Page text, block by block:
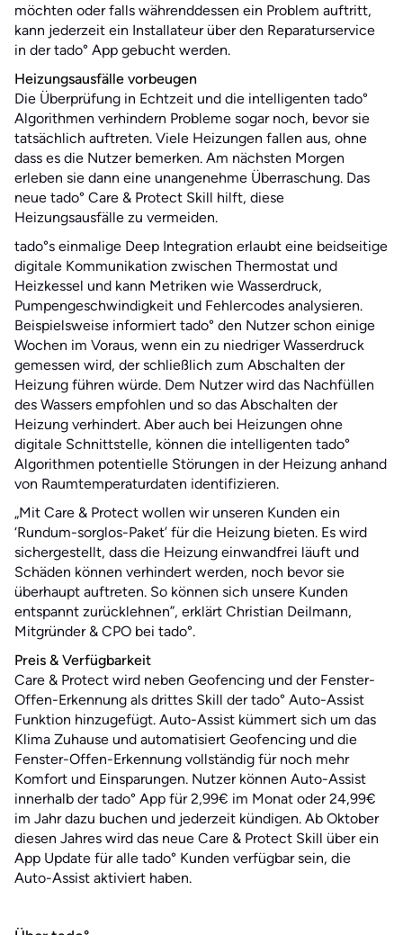
möchten oder falls währenddessen ein Problem auftritt,
kann jederzeit ein Installateur über den Reparaturservice
in der tado° App gebucht werden.
Heizungsausfälle vorbeugen
Die Überprüfung in Echtzeit und die intelligenten tado°
Algorithmen verhindern Probleme sogar noch, bevor sie
tatsächlich auftreten. Viele Heizungen fallen aus, ohne
dass es die Nutzer bemerken. Am nächsten Morgen
erleben sie dann eine unangenehme Überraschung. Das
neue tado° Care & Protect Skill hilft, diese
Heizungsausfälle zu vermeiden.
tado°s einmalige Deep Integration erlaubt eine beidseitige
digitale Kommunikation zwischen Thermostat und
Heizkessel und kann Metriken wie Wasserdruck,
Pumpengeschwindigkeit und Fehlercodes analysieren.
Beispielsweise informiert tado° den Nutzer schon einige
Wochen im Voraus, wenn ein zu niedriger Wasserdruck
gemessen wird, der schließlich zum Abschalten der
Heizung führen würde. Dem Nutzer wird das Nachfüllen
des Wassers empfohlen und so das Abschalten der
Heizung verhindert. Aber auch bei Heizungen ohne
digitale Schnittstelle, können die intelligenten tado°
Algorithmen potentielle Störungen in der Heizung anhand
von Raumtemperaturdaten identifizieren.
„Mit Care & Protect wollen wir unseren Kunden ein
‘Rundum-sorglos-Paket’ für die Heizung bieten. Es wird
sichergestellt, dass die Heizung einwandfrei läuft und
Schäden können verhindert werden, noch bevor sie
überhaupt auftreten. So können sich unsere Kunden
entspannt zurücklehnen”, erklärt Christian Deilmann,
Mitgründer & CPO bei tado°.
Preis & Verfügbarkeit
Care & Protect wird neben Geofencing und der Fenster-
Offen-Erkennung als drittes Skill der tado° Auto-Assist
Funktion hinzugefügt. Auto-Assist kümmert sich um das
Klima Zuhause und automatisiert Geofencing und die
Fenster-Offen-Erkennung vollständig für noch mehr
Komfort und Einsparungen. Nutzer können Auto-Assist
innerhalb der tado° App für 2,99€ im Monat oder 24,99€
im Jahr dazu buchen und jederzeit kündigen. Ab Oktober
diesen Jahres wird das neue Care & Protect Skill über ein
App Update für alle tado° Kunden verfügbar sein, die
Auto-Assist aktiviert haben.